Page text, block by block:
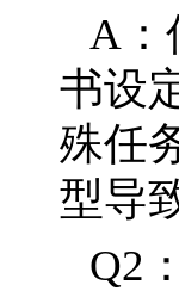
A：
书设
殊任
型导
Q2